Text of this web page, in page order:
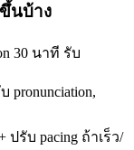
นบ้าง
30 นาที รับ
pronunciation,
ปรับ pacing ถ้าเร็ว/